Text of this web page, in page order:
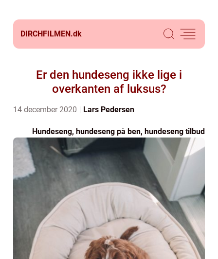
DIRCHFILMEN.dk
Er den hundeseng ikke lige i
overkanten af luksus?
14 december 2020 Lars Pedersen
Hundeseng, hundeseng på ben, hundeseng tilbud